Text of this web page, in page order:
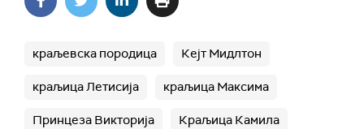
краљевска породица Кејт Мидлтон
краљица Летисија краљица Максима
Принцеза Викторија Краљица Камила